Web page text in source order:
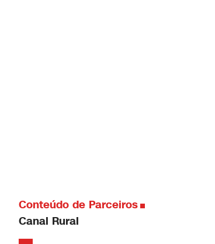
Conteúdo de Parceiros
Canal Rural